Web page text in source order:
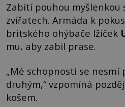
Zabití pouhou myšlenkou
zvířatech. Armáda k
britského ohýbače lžiček
mu, aby zabil prase.
„Mé schopnosti se nesmí
druhým,“ vzpomíná
košem.